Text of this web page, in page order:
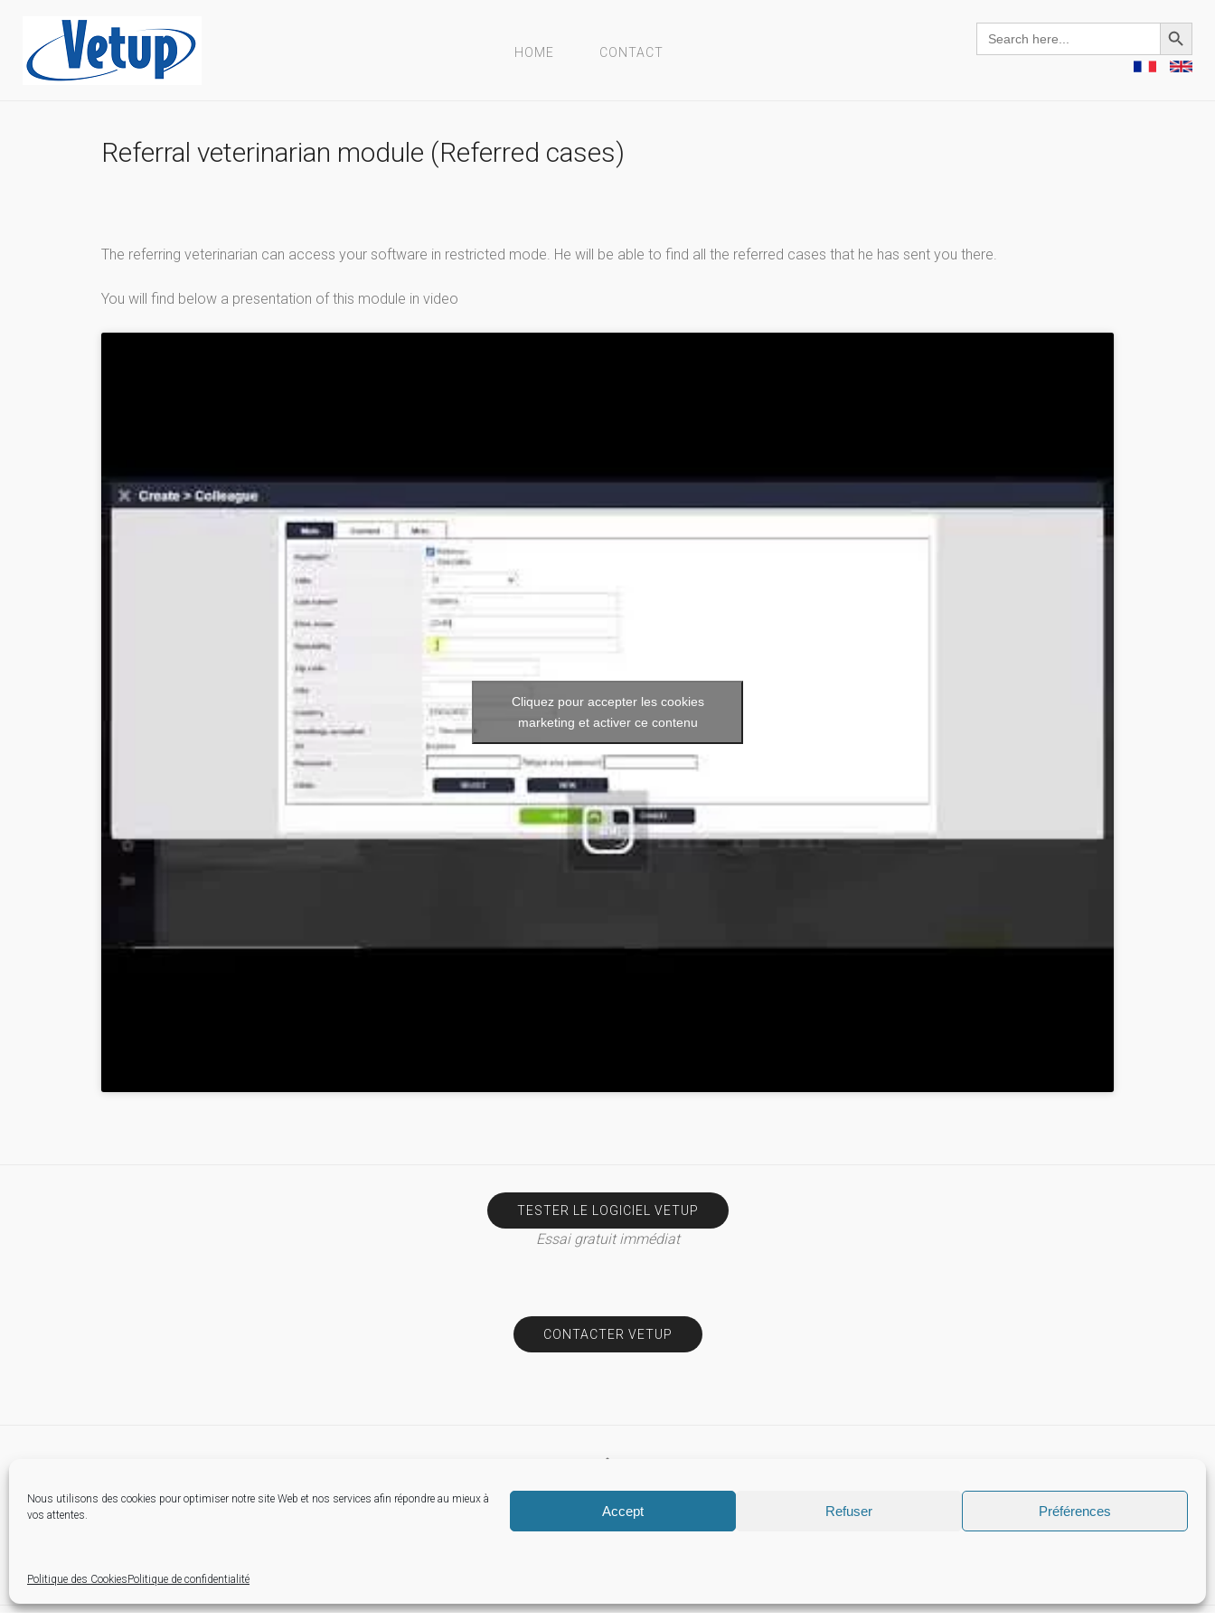
Nous utilisons des cookies pour optimiser notre site Web et nos services afin répondre au mieux à
vos attentes.
Accept Refuser Préférences
Politique des CookiesPolitique de confidentialité
HOME CONTACT
Search
for:
Search Button
Referral veterinarian module (Referred cases)
The referring veterinarian can access your software in restricted mode. He will be able to find all the referred cases that he has sent you there.
You will find below a presentation of this module in video
Cliquez pour accepter les cookies
marketing et activer ce contenu
TESTER LE LOGICIEL VETUP
Essai gratuit immédiat
CONTACTER VETUP
Mentions légales